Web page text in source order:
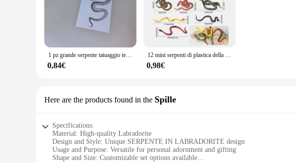
1 pz grande serpente tatuaggio temporaneo stickke uomini donne bambini adesivi impermeabili braccio fiore in bianco e nero tatuaggio finto braccio tatuaggio
0,84€
12 mini serpenti di plastica della foresta pluviale, giocattoli di serpente finti realistici e colorati. Decorazione preferita dalla festa di Halloween, giocattoli scherzo
0,98€
Here are the products found in the Spille
Specifications:
Material: High-quality Labradorite
Design and Style: Unique SERPENTE IN LABRADORITE design
Usage and Purpose: Versatile for personal adornment and gifting
Shape and Size: Customizable set options available